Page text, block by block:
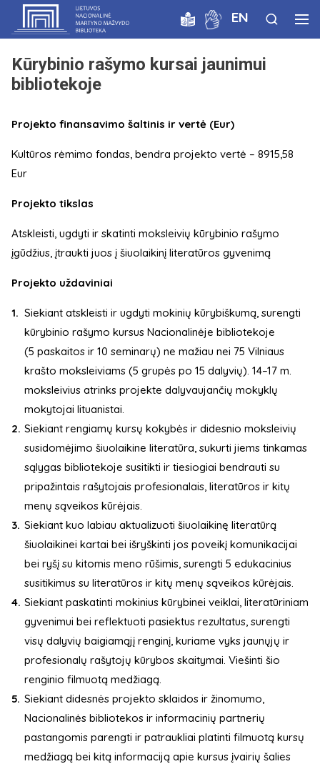
EN
Kūrybinio rašymo kursai jaunimui
bibliotekoje
Projekto finansavimo šaltinis ir vertė (Eur)
Kultūros rėmimo fondas, bendra projekto vertė – 8915,58
Eur
Projekto tikslas
Atskleisti, ugdyti ir skatinti moksleivių kūrybinio rašymo
įgūdžius, įtraukti juos į šiuolaikinį literatūros gyvenimą
Projekto uždaviniai
Siekiant atskleisti ir ugdyti mokinių kūrybiškumą, surengti
kūrybinio rašymo kursus Nacionalinėje bibliotekoje
(5 paskaitos ir 10 seminarų) ne mažiau nei 75 Vilniaus
krašto moksleiviams (5 grupės po 15 dalyvių). 14–17 m.
moksleivius atrinks projekte dalyvaujančių mokyklų
mokytojai lituanistai.
Siekiant rengiamų kursų kokybės ir didesnio moksleivių
susidomėjimo šiuolaikine literatūra, sukurti jiems tinkamas
sąlygas bibliotekoje susitikti ir tiesiogiai bendrauti su
pripažintais rašytojais profesionalais, literatūros ir kitų
menų sąveikos kūrėjais.
Siekiant kuo labiau aktualizuoti šiuolaikinę literatūrą
šiuolaikinei kartai bei išryškinti jos poveikį komunikacijai
bei ryšį su kitomis meno rūšimis, surengti 5 edukacinius
susitikimus su literatūros ir kitų menų sąveikos kūrėjais.
Siekiant paskatinti mokinius kūrybinei veiklai, literatūriniam
gyvenimui bei reflektuoti pasiektus rezultatus, surengti
visų dalyvių baigiamąjį renginį, kuriame vyks jaunųjų ir
profesionalų rašytojų kūrybos skaitymai. Viešinti šio
renginio filmuotą medžiagą.
Siekiant didesnės projekto sklaidos ir žinomumo,
Nacionalinės bibliotekos ir informacinių partnerių
pastangomis parengti ir patraukliai platinti filmuotą kursų
medžiagą bei kitą informaciją apie kursus įvairių šalies